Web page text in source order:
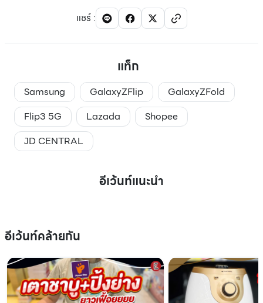
แชร์:
แท็ก
Samsung GalaxyZFlip
GalaxyZFold
Flip3 5G
Lazada
Shopee
JD CENTRAL
อีเว้นท์แนะนำ
อีเว้นท์คล้ายกัน